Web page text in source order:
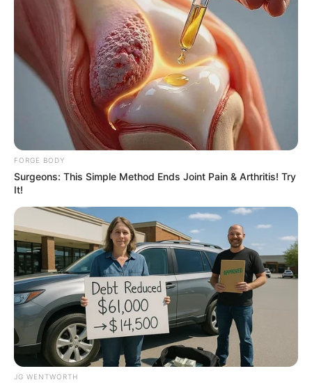
Why this ordinary drink is the secret to feeling your
best every day
CTA LOVE
These Photos Make Us Nostalgic For The 70's
BRAINBERRIES
FORGE BODY
Surgeons: This Simple Method Ends Joint Pain & Arthritis! Try
It!
JG WENTWORTH